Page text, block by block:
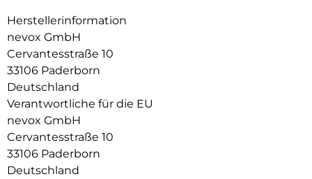
Herstellerinformation
nevox GmbH
Cervantesstraße 10
33106 Paderborn
Deutschland
Verantwortliche für die EU
nevox GmbH
Cervantesstraße 10
33106 Paderborn
Deutschland